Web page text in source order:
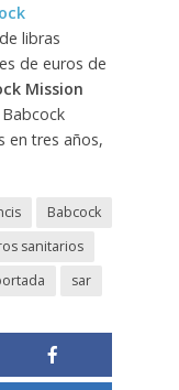
libras
de euros de
Mission
en tres años,
Babcock
sanitarios
sar